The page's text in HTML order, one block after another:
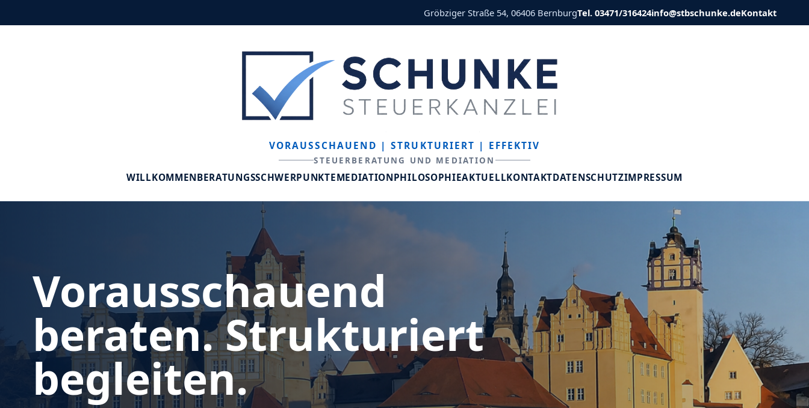
Gröbziger Straße 54, 06406 BernburgTel. 03471/316424info@stbschunke.deKontakt
VORAUSSCHAUEND | STRUKTURIERT | EFFEKTIV
STEUERBERATUNG UND MEDIATION
WILLKOMMENBERATUNGSSCHWERPUNKTEMEDIATIONPHILOSOPHIEAKTUELLKONTAKTDATENSCHUTZIMPRESSUM
Vorausschauend
beraten. Strukturiert
begleiten.